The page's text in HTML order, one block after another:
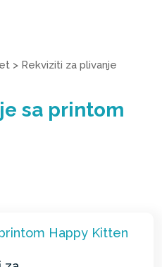
> Rekviziti za plivanje
sa printom